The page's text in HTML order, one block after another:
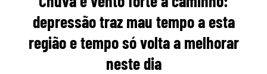
depressão traz mau tempo a esta
região e tempo só volta a melhorar
neste dia